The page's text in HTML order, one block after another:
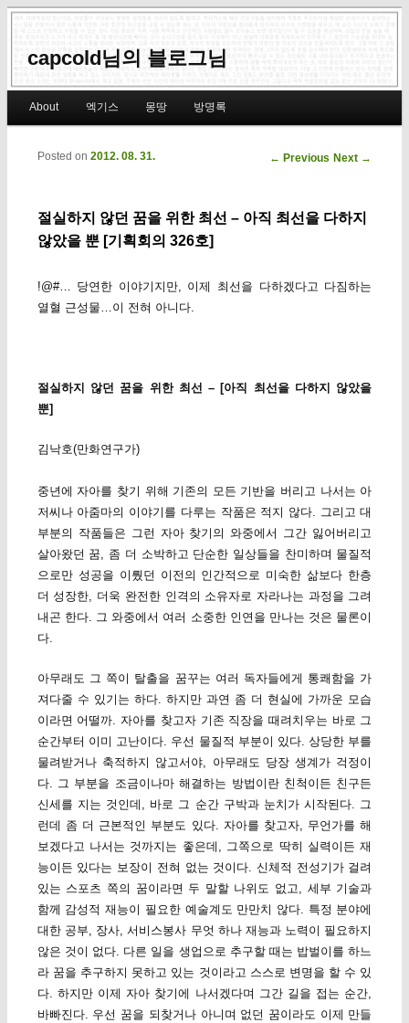
capcold님의 블로그님
Skip to primary content
Skip to secondary content
About 엑기스 몽땅 방명록
Post navigation
← Previous Next →
절실하지 않던 꿈을 위한 최선 – 아직 최선을 다하지
않았을 뿐 [기획회의 326호]
Posted on 2012. 08. 31.
!@#… 당연한 이야기지만, 이제 최선을 다하겠다고 다짐하는
열혈 근성물…이 전혀 아니다.
절실하지 않던 꿈을 위한 최선 – [아직 최선을 다하지 않았을
뿐]
김낙호(만화연구가)
중년에 자아를 찾기 위해 기존의 모든 기반을 버리고 나서는 아
저씨나 아줌마의 이야기를 다루는 작품은 적지 않다. 그리고 대
부분의 작품들은 그런 자아 찾기의 와중에서 그간 잃어버리고
살아왔던 꿈, 좀 더 소박하고 단순한 일상들을 찬미하며 물질적
으로만 성공을 이뤘던 이전의 인간적으로 미숙한 삶보다 한층
더 성장한, 더욱 완전한 인격의 소유자로 자라나는 과정을 그려
내곤 한다. 그 와중에서 여러 소중한 인연을 만나는 것은 물론이
다.
아무래도 그 쪽이 탈출을 꿈꾸는 여러 독자들에게 통쾌함을 가
져다줄 수 있기는 하다. 하지만 과연 좀 더 현실에 가까운 모습
이라면 어떨까. 자아를 찾고자 기존 직장을 때려치우는 바로 그
순간부터 이미 고난이다. 우선 물질적 부분이 있다. 상당한 부를
물려받거나 축적하지 않고서야, 아무래도 당장 생계가 걱정이
다. 그 부분을 조금이나마 해결하는 방법이란 친척이든 친구든
신세를 지는 것인데, 바로 그 순간 구박과 눈치가 시작된다. 그
런데 좀 더 근본적인 부분도 있다. 자아를 찾고자, 무언가를 해
보겠다고 나서는 것까지는 좋은데, 그쪽으로 딱히 실력이든 재
능이든 있다는 보장이 전혀 없는 것이다. 신체적 전성기가 걸려
있는 스포츠 쪽의 꿈이라면 두 말할 나위도 없고, 세부 기술과
함께 감성적 재능이 필요한 예술계도 만만치 않다. 특정 분야에
대한 공부, 장사, 서비스봉사 무엇 하나 재능과 노력이 필요하지
않은 것이 없다. 다른 일을 생업으로 추구할 때는 밥벌이를 하느
라 꿈을 추구하지 못하고 있는 것이라고 스스로 변명을 할 수 있
다. 하지만 이제 자아 찾기에 나서겠다며 그간 길을 접는 순간,
바빠진다. 우선 꿈을 되찾거나 아니며 없던 꿈이라도 이제 만들